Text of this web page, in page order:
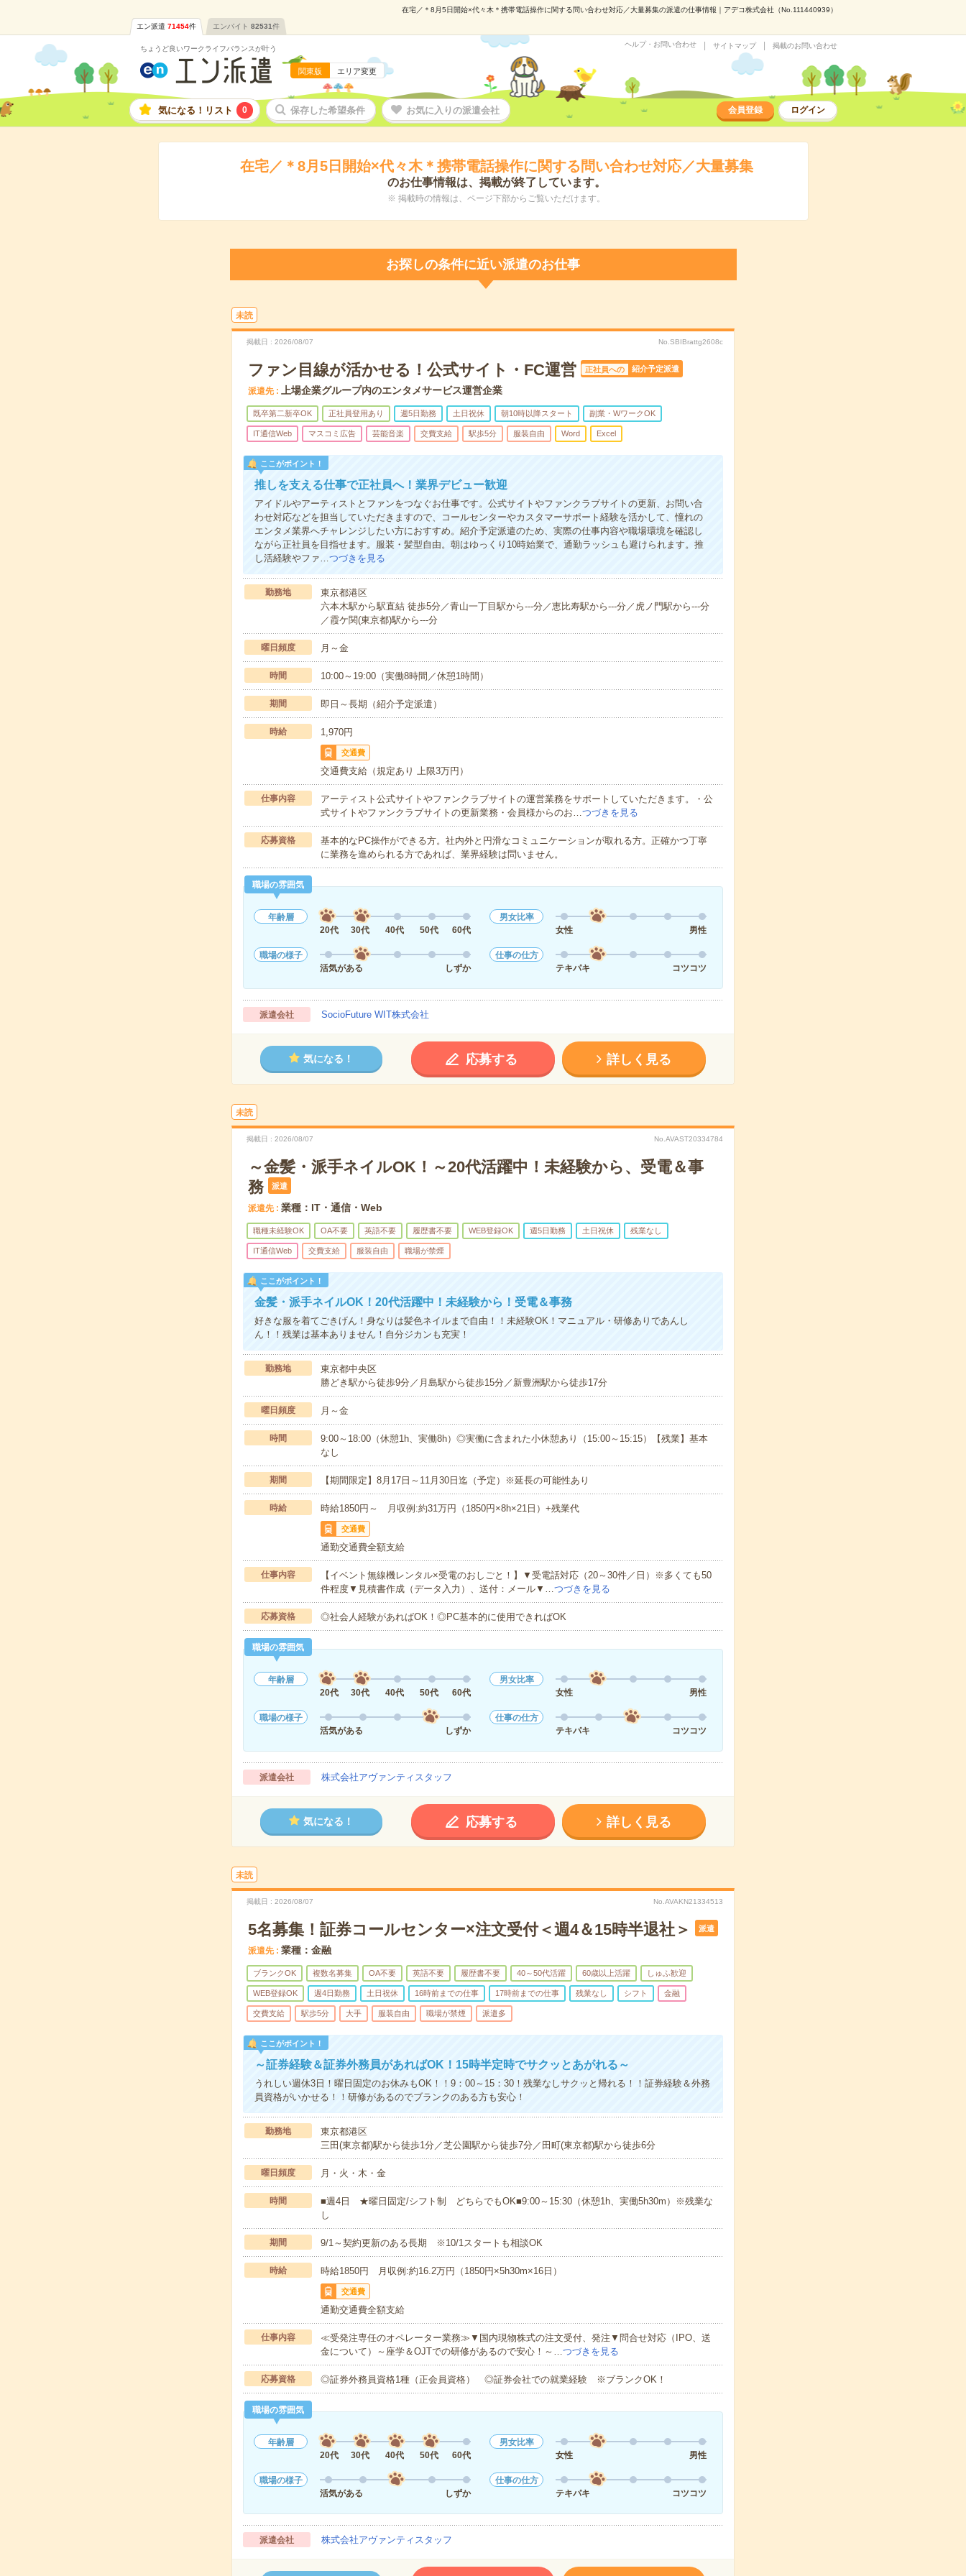
在宅／＊8月5日開始×代々木＊携帯電話操作に関する問い合わせ対応／大量募集の派遣の仕事情報｜アデコ株式会社（No.111440939）
エン派遣 71454件 エンバイト 82531件
ちょうど良いワークライフバランスが叶う
関東版 エリア変更
ヘルプ・お問い合わせ サイトマップ 掲載のお問い合わせ
気になる！リスト 0 保存した希望条件 お気に入りの派遣会社 会員登録 ログイン
在宅／＊8月5日開始×代々木＊携帯電話操作に関する問い合わせ対応／大量募集
のお仕事情報は、掲載が終了しています。
※ 掲載時の情報は、ページ下部からご覧いただけます。
お探しの条件に近い派遣のお仕事
未読
掲載日 2026/08/07 No.SBIBrattg2608c
ファン目線が活かせる！公式サイト・FC運営 正社員への 紹介予定派遣
派遣先 上場企業グループ内のエンタメサービス運営企業
既卒第二新卒OK 正社員登用あり 週5日勤務 土日祝休 朝10時以降スタート 副業・WワークOK
IT通信Web マスコミ広告 芸能音楽 交費支給 駅歩5分 服装自由 Word Excel
ここがポイント！
推しを支える仕事で正社員へ！業界デビュー歓迎
アイドルやアーティストとファンをつなぐお仕事です。公式サイトやファンクラブサイトの更新、お問い合
わせ対応などを担当していただきますので、コールセンターやカスタマーサポート経験を活かして、憧れの
エンタメ業界へチャレンジしたい方におすすめ。紹介予定派遣のため、実際の仕事内容や職場環境を確認し
ながら正社員を目指せます。服装・髪型自由。朝はゆっくり10時始業で、通勤ラッシュも避けられます。推
し活経験やファ…つづきを見る
勤務地
東京都港区
六本木駅から駅直結 徒歩5分／青山一丁目駅から---分／恵比寿駅から---分／虎ノ門駅から---分
／霞ケ関(東京都)駅から---分
曜日頻度 月～金
時間 10:00～19:00（実働8時間／休憩1時間）
期間 即日～長期（紹介予定派遣）
時給 1,970円
交通費
交通費支給（規定あり 上限3万円）
仕事内容
アーティスト公式サイトやファンクラブサイトの運営業務をサポートしていただきます。・公
式サイトやファンクラブサイトの更新業務・会員様からのお…つづきを見る
応募資格
基本的なPC操作ができる方。社内外と円滑なコミュニケーションが取れる方。正確かつ丁寧
に業務を進められる方であれば、業界経験は問いません。
職場の雰囲気
年齢層
20代
30代 40代 50代 60代
男女比率
女性
男性
職場の様子
活気がある
しずか
仕事の仕方
テキパキ
コツコツ
派遣会社 SocioFuture WIT株式会社
気になる！ 応募する 詳しく見る
未読
掲載日 2026/08/07 No.AVAST20334784
～金髪・派手ネイルOK！～20代活躍中！未経験から、受電＆事
務
派遣
派遣先 業種：IT・通信・Web
職種未経験OK OA不要 英語不要 履歴書不要 WEB登録OK 週5日勤務 土日祝休 残業なし
IT通信Web 交費支給 服装自由 職場が禁煙
ここがポイント！
金髪・派手ネイルOK！20代活躍中！未経験から！受電＆事務
好きな服を着てごきげん！身なりは髪色ネイルまで自由！！未経験OK！マニュアル・研修ありであんし
ん！！残業は基本ありません！自分ジカンも充実！
勤務地
東京都中央区
勝どき駅から徒歩9分／月島駅から徒歩15分／新豊洲駅から徒歩17分
曜日頻度 月～金
時間
9:00～18:00（休憩1h、実働8h）◎実働に含まれた小休憩あり（15:00～15:15）【残業】基本
なし
期間 【期間限定】8月17日～11月30日迄（予定）※延長の可能性あり
時給 時給1850円～ 月収例:約31万円（1850円×8h×21日）+残業代
交通費
通勤交通費全額支給
仕事内容
【イベント無線機レンタル×受電のおしごと！】▼受電話対応（20～30件／日）※多くても50
件程度▼見積書作成（データ入力）、送付：メール▼…つづきを見る
応募資格 ◎社会人経験があればOK！◎PC基本的に使用できればOK
職場の雰囲気
年齢層
20代
30代 40代 50代 60代
男女比率
女性
男性
職場の様子
活気がある
しずか
仕事の仕方
テキパキ
コツコツ
派遣会社 株式会社アヴァンティスタッフ
気になる！ 応募する 詳しく見る
未読
掲載日 2026/08/07 No.AVAKN21334513
5名募集！証券コールセンター×注文受付＜週4＆15時半退社＞ 派遣
派遣先 業種：金融
ブランクOK 複数名募集 OA不要 英語不要 履歴書不要 40～50代活躍 60歳以上活躍 しゅふ歓迎
WEB登録OK 週4日勤務 土日祝休 16時前までの仕事 17時前までの仕事 残業なし シフト 金融
交費支給 駅歩5分 大手 服装自由 職場が禁煙 派遣多
ここがポイント！
～証券経験＆証券外務員があればOK！15時半定時でサクッとあがれる～
うれしい週休3日！曜日固定のお休みもOK！！9：00～15：30！残業なしサクッと帰れる！！証券経験＆外務
員資格がいかせる！！研修があるのでブランクのある方も安心！
勤務地
東京都港区
三田(東京都)駅から徒歩1分／芝公園駅から徒歩7分／田町(東京都)駅から徒歩6分
曜日頻度 月・火・木・金
時間
■週4日 ★曜日固定/シフト制 どちらでもOK■9:00～15:30（休憩1h、実働5h30m）※残業な
し
期間 9/1～契約更新のある長期 ※10/1スタートも相談OK
時給 時給1850円 月収例:約16.2万円（1850円×5h30m×16日）
交通費
通勤交通費全額支給
仕事内容
≪受発注専任のオペレーター業務≫▼国内現物株式の注文受付、発注▼問合せ対応（IPO、送
金について）～座学＆OJTでの研修があるので安心！～…つづきを見る
応募資格 ◎証券外務員資格1種（正会員資格） ◎証券会社での就業経験 ※ブランクOK！
職場の雰囲気
年齢層
20代
30代 40代 50代 60代
男女比率
女性
男性
職場の様子
活気がある
しずか
仕事の仕方
テキパキ
コツコツ
派遣会社 株式会社アヴァンティスタッフ